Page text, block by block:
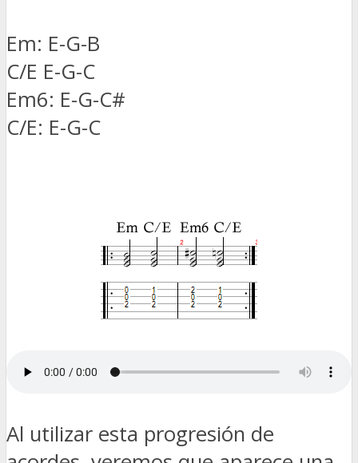
Em: E-G-B
C/E E-G-C
Em6: E-G-C#
C/E: E-G-C
Al utilizar esta progresión de